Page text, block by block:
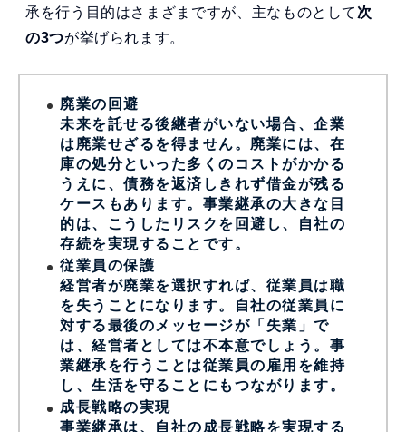
承を行う目的はさまざまですが、主なものとして 次
の3つが挙げられます。
廃業の回避
未来を託せる後継者がいない場合、企業
は廃業せざるを得ません。廃業には、在
庫の処分といった多くのコストがかかる
うえに、債務を返済しきれず借金が残る
ケースもあります。事業継承の大きな目
的は、こうしたリスクを回避し、自社の
存続を実現することです。
従業員の保護
経営者が廃業を選択すれば、従業員は職
を失うことになります。自社の従業員に
対する最後のメッセージが「失業」で
は、経営者としては不本意でしょう。事
業継承を行うことは従業員の雇用を維持
し、生活を守ることにもつながります。
成長戦略の実現
事業継承は、自社の成長戦略を実現する